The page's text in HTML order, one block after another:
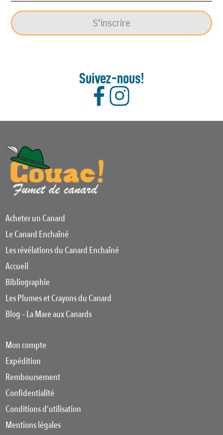
S'inscrire
Suivez-nous!
Acheter un Canard
Le Canard Enchaîné
Les révélations du Canard Enchaîné
Accueil
Bibliographie
Les Plumes et Crayons du Canard
Blog – La Mare aux Canards
Mon compte
Expédition
Remboursement
Confidentialité
Conditions d’utilisation
Mentions légales